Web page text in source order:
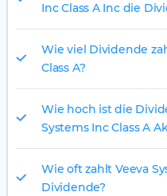
Inc Class A Inc die
Wie viel Dividende
Class A?
Wie hoch ist die
Systems Inc Class A
Wie oft zahlt Veeva
Dividende?